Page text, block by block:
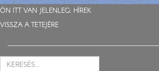
ÖN ITT VAN JELENLEG: HÍREK
VISSZA A TETEJÉRE